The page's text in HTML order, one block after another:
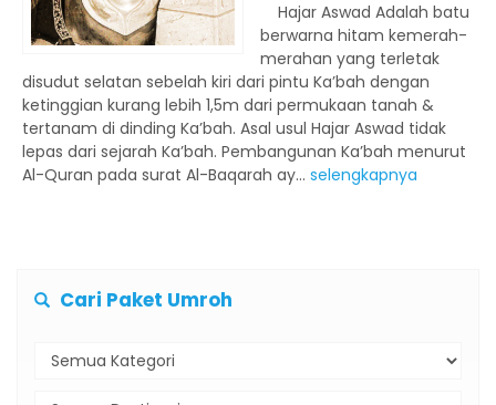
Hajar Aswad Adalah batu
berwarna hitam kemerah-
merahan yang terletak
disudut selatan sebelah kiri dari pintu Ka’bah dengan
ketinggian kurang lebih 1,5m dari permukaan tanah &
tertanam di dinding Ka’bah. Asal usul Hajar Aswad tidak
lepas dari sejarah Ka’bah. Pembangunan Ka’bah menurut
Al-Quran pada surat Al-Baqarah ay... selengkapnya
Cari Paket Umroh